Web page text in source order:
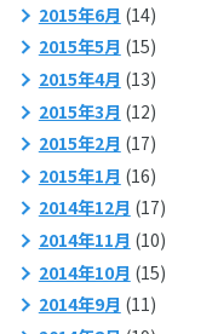
2015年6月 (14)
2015年5月 (15)
2015年4月 (13)
2015年3月 (12)
2015年2月 (17)
2015年1月 (16)
2014年12月 (17)
2014年11月 (10)
2014年10月 (15)
2014年9月 (11)